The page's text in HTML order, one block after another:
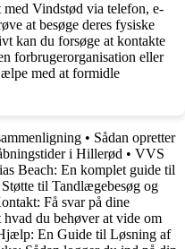
Vindstød via telefon, e-
at besøge deres fysiske
kan du forsøge at kontakte
forbrugerorganisation eller
med at formidle
• Sådan opretter
i Hillerød • VVS
Beach: En komplet guide til
til Tandlægebesøg og
Få svar på dine
du behøver at vide om
En Guide til Løsning af